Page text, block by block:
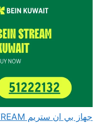
جهاز بي ان ستريم beIN STREAM الكويت مع اشتراك